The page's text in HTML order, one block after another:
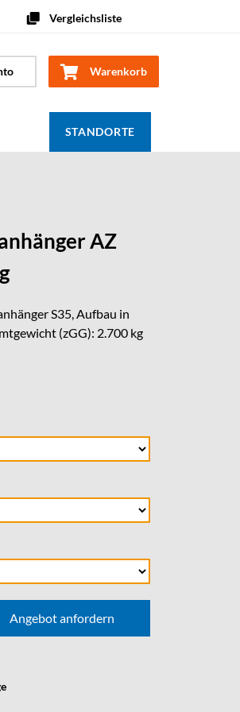
Vergleichsliste
Warenkorb
STANDORTE
AZ
S35, Aufbau in
(zGG): 2.700 kg
Angebot anfordern